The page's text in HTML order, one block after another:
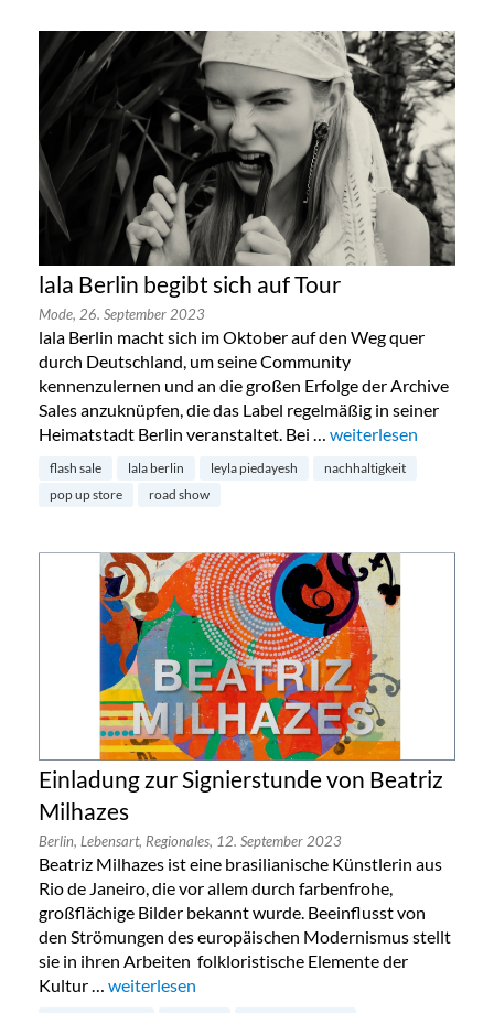
lala Berlin begibt sich auf Tour
Mode, 26. September 2023
lala Berlin macht sich im Oktober auf den Weg quer
durch Deutschland, um seine Community
kennenzulernen und an die großen Erfolge der Archive
Sales anzuknüpfen, die das Label regelmäßig in seiner
Heimatstadt Berlin veranstaltet. Bei … „lala Berlin begibt
weiterlesen
flash sale lala berlin leyla piedayesh
nachhaltigkeit
pop up store
road show
Einladung zur Signierstunde von Beatriz
Milhazes
Berlin, Lebensart, Regionales, 12. September 2023
Beatriz Milhazes ist eine brasilianische Künstlerin aus
Rio de Janeiro, die vor allem durch farbenfrohe,
großflächige Bilder bekannt wurde. Beeinflusst von
den Strömungen des europäischen Modernismus stellt
sie in ihren Arbeiten folkloristische Elemente der
Kultur … „Einladung zur Signierstunde von Beatriz Milhazes“
weiterlesen